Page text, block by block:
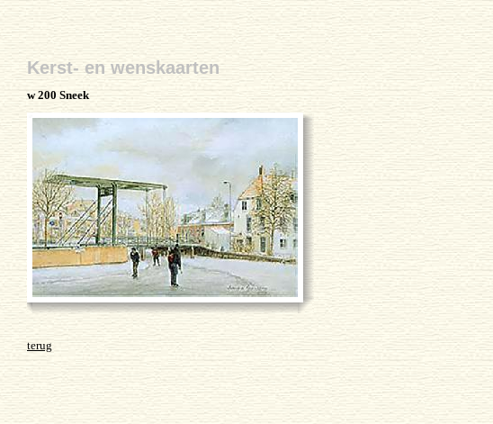
Kerst- en wenskaarten
w 200 Sneek
terug